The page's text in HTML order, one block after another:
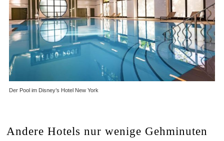
Der Pool im Disney’s Hotel New York
Andere Hotels nur wenige Gehminuten